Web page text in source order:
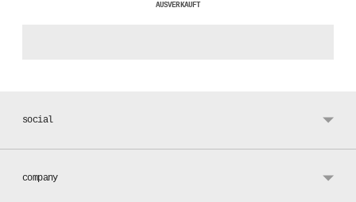
AUSVERKAUFT
in
legen
social
company